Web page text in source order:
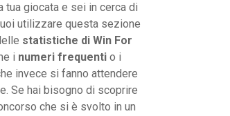
tua giocata e sei in cerca di
utilizzare questa sezione
statistiche di Win For
i numeri frequentio i
invece si fanno attendere
Se hai bisogno di scoprire
che si è svolto in un